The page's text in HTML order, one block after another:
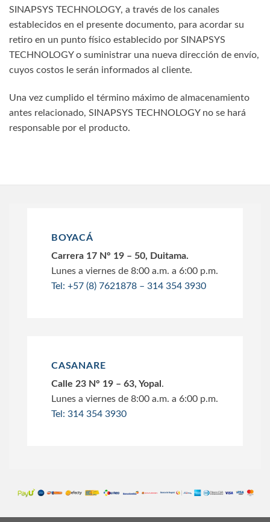
SINAPSYS TECHNOLOGY, a través de los canales
establecidos en el presente documento, para acordar su
retiro en un punto físico establecido por SINAPSYS
TECHNOLOGY o suministrar una nueva dirección de envío,
cuyos costos le serán informados al cliente.
Una vez cumplido el término máximo de almacenamiento
antes relacionado, SINAPSYS TECHNOLOGY no se hará
responsable por el producto.
BOYACÁ
Carrera 17 N° 19 – 50, Duitama.
Lunes a viernes de 8:00 a.m. a 6:00 p.m.
Tel: +57 (8) 7621878 – 314 354 3930
CASANARE
Calle 23 N° 19 – 63, Yopal.
Lunes a viernes de 8:00 a.m. a 6:00 p.m.
Tel: 314 354 3930